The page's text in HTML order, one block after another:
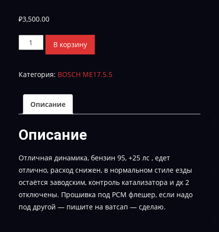
₽3,500.00
Количество
товара
Passat
TFSI
STAGE-
E-
2
В корзину
Категория: BOSCH ME17.5.5
Описание
Описание
Отличная динамика, бензин 95, +25 лс , едет
отлично, расход снижен, в нормальном стиле езды
остаётся заводским, контроль катализатора и дк 2
отключены. Прошивка под РСМ флешер, если надо
под другой — пишите на ватсап — сделаю.